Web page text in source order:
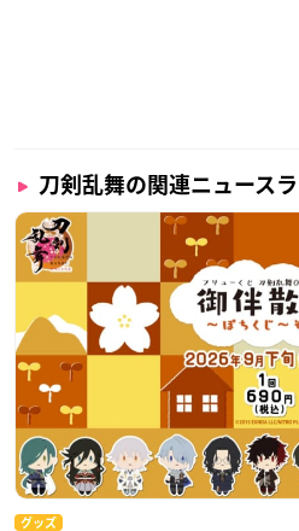
刀剣乱舞の関連ニュース
グッズ